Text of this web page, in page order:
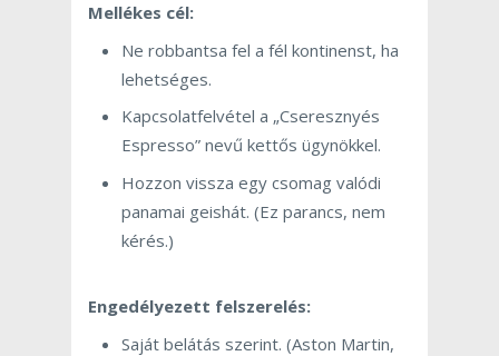
Mellékes cél:
Ne robbantsa fel a fél kontinenst, ha
lehetséges.
Kapcsolatfelvétel a „Cseresznyés
Espresso” nevű kettős ügynökkel.
Hozzon vissza egy csomag valódi
panamai geishát. (Ez parancs, nem
kérés.)
Engedélyezett felszerelés:
Saját belátás szerint. (Aston Martin,